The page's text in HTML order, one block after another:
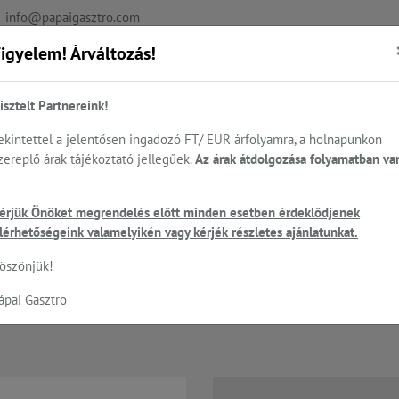
info@papaigasztro.com
REFERENCIÁK AKTUÁLIS
Sütés - főzés Cukrászat... Mosogatás
feldolgozók, Robot-Coupe Robot-Coupe tárcsák, teljes típus
KOCKÁZÓ tárcsakészlet CL50;
Árváltozás!
Partnereink!
a jelentősen ingadozó FT/ EUR árfolyamra, a holnapunkon
árak tájékoztató jellegűek. Az árak átdolgozása folyamatban
Önöket megrendelés előtt minden esetben érdeklődjenek
valamelyikén vagy kérjék részletes ajánlatunkat.
Gasztro